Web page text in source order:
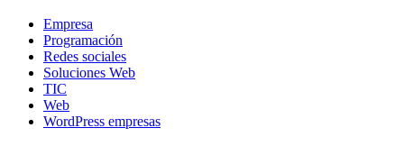
Empresa
Programación
Redes sociales
Soluciones Web
TIC
Web
WordPress empresas